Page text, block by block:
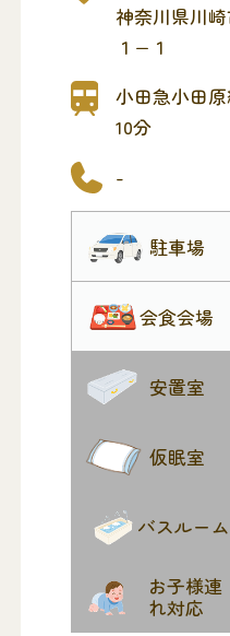
神奈川県川
１−１
小田急小田
10分
-
駐車場
会食会場
安置室
仮眠室
バスルーム
お子様連
れ対応